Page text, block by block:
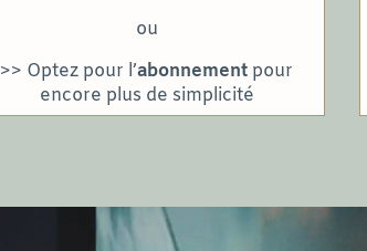
ou
>> Optez pour l’abonnement pour
encore plus de simplicité